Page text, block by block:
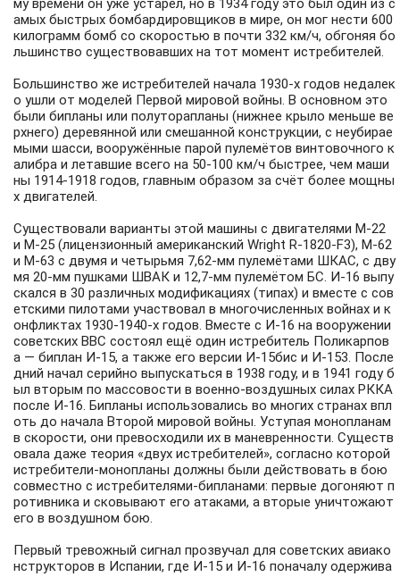
му времени он уже устарел, но в 1934 году это был один из с
амых быстрых бомбардировщиков в мире, он мог нести 600
килограмм бомб со скоростью в почти 332 км/ч, обгоняя бо
льшинство существовавших на тот момент истребителей.
Большинство же истребителей начала 1930-х годов недалек
о ушли от моделей Первой мировой войны. В основном это
были бипланы или полуторапланы (нижнее крыло меньше ве
рхнего) деревянной или смешанной конструкции, с неубирае
мыми шасси, вооружённые парой пулемётов винтовочного к
алибра и летавшие всего на 50-100 км/ч быстрее, чем маши
ны 1914-1918 годов, главным образом за счёт более мощны
х двигателей.
Существовали варианты этой машины с двигателями М-22
и М-25 (лицензионный американский Wright R-1820-F3), М-62
и M-63 с двумя и четырьмя 7,62-мм пулемётами ШКАС, с дву
мя 20-мм пушками ШВАК и 12,7-мм пулемётом БС. И-16 выпу
скался в 30 различных модификациях (типах) и вместе с сов
етскими пилотами участвовал в многочисленных войнах и к
онфликтах 1930-1940-х годов. Вместе с И-16 на вооружении
советских ВВС состоял ещё один истребитель Поликарпов
а — биплан И-15, а также его версии И-15бис и И-153. После
дний начал серийно выпускаться в 1938 году, и в 1941 году б
ыл вторым по массовости в военно-воздушных силах РККА
после И-16. Бипланы использовались во многих странах впл
оть до начала Второй мировой войны. Уступая монопланам
в скорости, они превосходили их в маневренности. Существ
овала даже теория «двух истребителей», согласно которой
истребители-монопланы должны были действовать в бою
совместно с истребителями-бипланами: первые догоняют п
ротивника и сковывают его атаками, а вторые уничтожают
его в воздушном бою.
Первый тревожный сигнал прозвучал для советских авиако
нструкторов в Испании, где И-15 и И-16 поначалу одержива